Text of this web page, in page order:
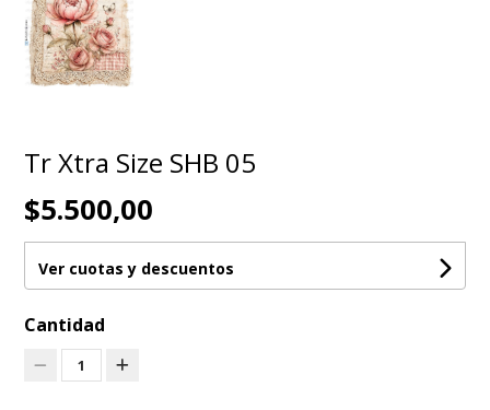
Tr Xtra Size SHB 05
$5.500,00
Ver cuotas y descuentos
Cantidad
1